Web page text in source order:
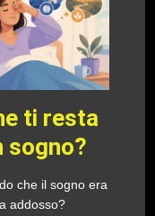
ti resta
sogno?
che il sogno era
addosso?